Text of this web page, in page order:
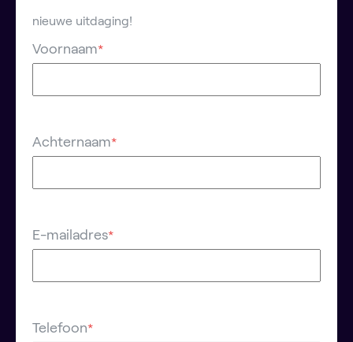
nieuwe uitdaging!
Voornaam*
Achternaam*
E-mailadres*
Telefoon*